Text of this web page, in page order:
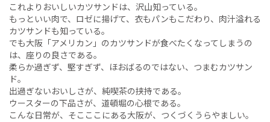
これよりおいしいカツサンドは、沢山知っている。
もっといい肉で、ロゼに揚げて、衣もパンもこだわり、肉汁溢れる
カツサンドも知っている。
でも大阪「アメリカン」のカツサンドが食べたくなってしまうの
は、座りの良さである。
柔らか過ぎず、堅すぎず、ほおばるのではない、つまむカツサン
ド。
出過ぎないおいしさが、純喫茶の挟持である。
ウースターの下品さが、道頓堀の心根である。
こんな日常が、そこここにある大阪が、つくづくうらやましい。